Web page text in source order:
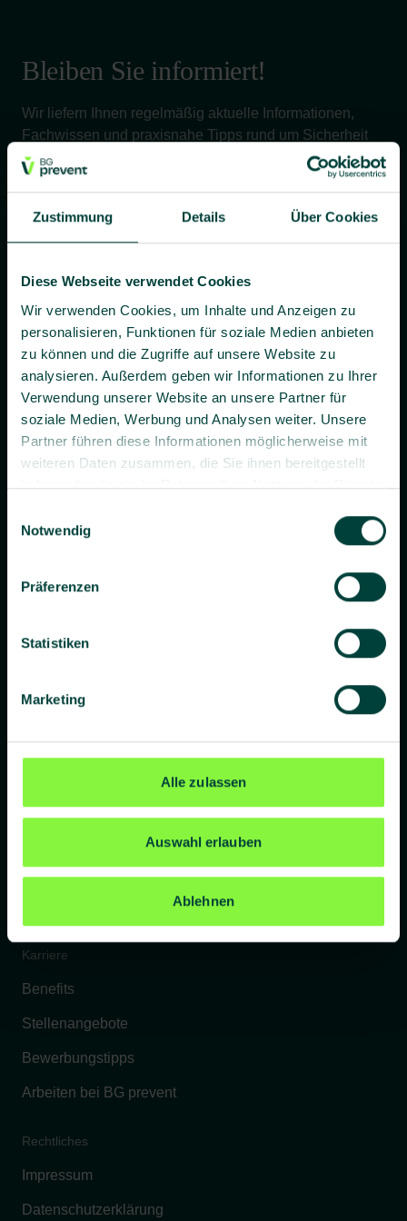
Zustimmung Details Über Cookies
Diese Webseite verwendet Cookies
Wir verwenden Cookies, um Inhalte und Anzeigen zu
personalisieren, Funktionen für soziale Medien anbieten
zu können und die Zugriffe auf unsere Website zu
analysieren. Außerdem geben wir Informationen zu Ihrer
Verwendung unserer Website an unsere Partner für
soziale Medien, Werbung und Analysen weiter. Unsere
Partner führen diese Informationen möglicherweise mit
weiteren Daten zusammen, die Sie ihnen bereitgestellt
haben oder die sie im Rahmen Ihrer Nutzung der Dienste
Notwendig
Präferenzen
Statistiken
Marketing
Alle zulassen
Auswahl erlauben
Ablehnen
Bleiben Sie informiert!
Wir liefern Ihnen regelmäßig aktuelle Informationen,
Fachwissen und praxisnahe Tipps rund um Sicherheit
und Gesundheit bei der Arbeit – verständlich, relevant
und zuverlässig.
Ja, ich willige bis auf Widerruf ein, dass BG prevent mir
zusenden darf.
Es gilt unsereDatenschutzerklärung.
Blog
Lieferanten
Kontakt
Karriere
Benefits
Stellenangebote
Bewerbungstipps
Arbeiten bei BG prevent
Rechtliches
Impressum
Datenschutzerklärung